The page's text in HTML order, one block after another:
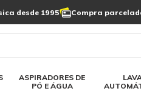
desde 1995 Compra
ASPIRADORES DE
PÓ E ÁGUA
Linha a bateria
automática
automática
Varredeiras
Limpeza de painel
solar